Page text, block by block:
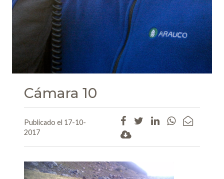
Cámara 10
Publicado el 17-10-
2017